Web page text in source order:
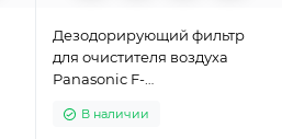
Дезодорирующий фильтр
для очистителя воздуха
Panasonic F-
В наличии